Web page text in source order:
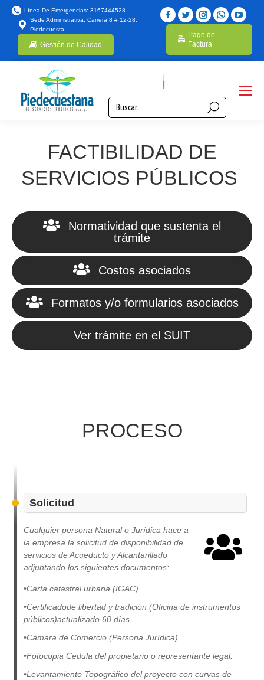
Línea De Emergencias: 3167444528
Sede Administrativa: Carrera 8 # 12-28,
Piedecuesta.
Gestión de Calidad
Pago de
Factura
FACTIBILIDAD DE
SERVICIOS PÚBLICOS
Normatividad que sustenta el
trámite
Costos asociados
Formatos y/o formularios asociados
Ver trámite en el SUIT
PROCESO
Solicitud
Cualquier persona Natural o Jurídica hace a
la empresa la solicitud de disponibilidad de
servicios de Acueducto y Alcantarillado
adjuntando los siguientes documentos:
•Carta catastral urbana (IGAC).
•Certificadode libertad y tradición (Oficina de instrumentos
públicos)actualizado 60 días.
•Cámara de Comercio (Persona Jurídica).
•Fotocopia Cedula del propietario o representante legal.
•Levantamiento Topográfico del proyecto con curvas de